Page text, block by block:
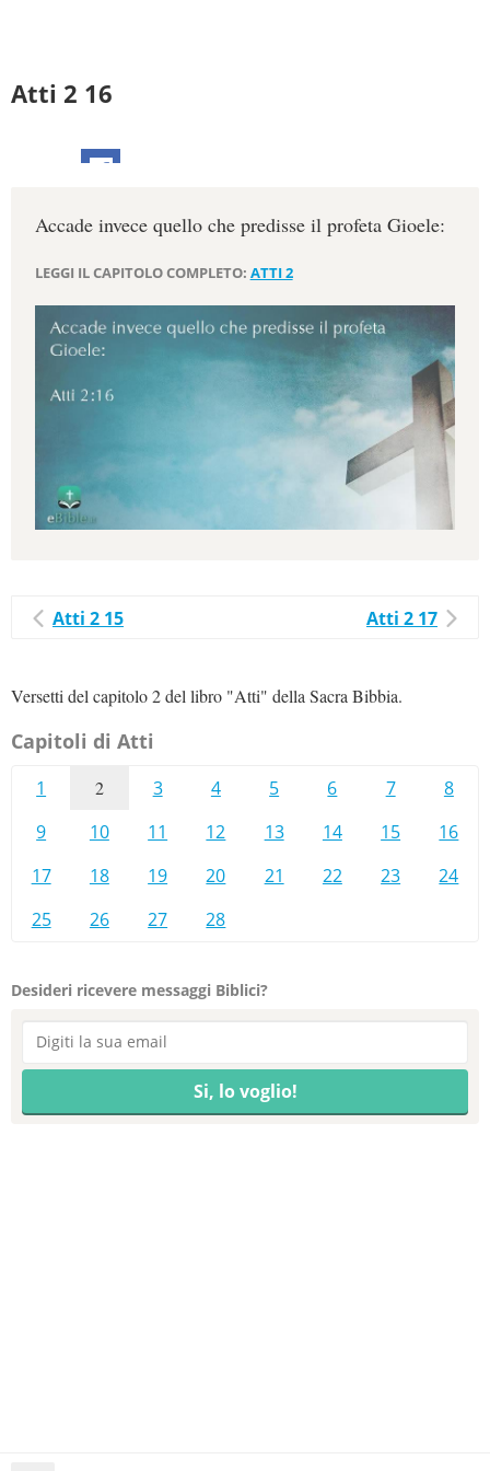
Atti 2 16
Accade invece quello che predisse il profeta Gioele:
LEGGI IL CAPITOLO COMPLETO: ATTI 2
Atti 2 15 Atti 2 17
Versetti del capitolo 2 del libro "Atti" della Sacra Bibbia.
Capitoli di Atti
1 2 3 4 5 6 7
8
9
10 11 12 13 14 15
16
17
18 19 20 21 22 23
24
25
26 27 28
Desideri ricevere messaggi Biblici?